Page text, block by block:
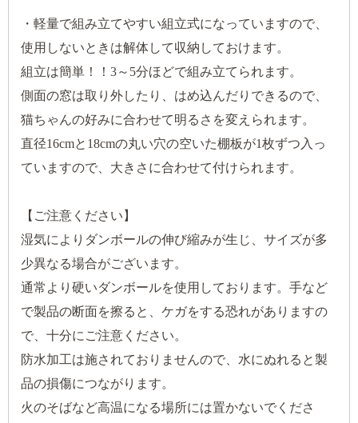
・軽量で組み立てやすい組立式になっていますので、
使用しないときは解体して収納しておけます。
組立は簡単！！3～5分ほどで組み立てられます。
側面の窓は取り外したり、はめ込んだりできるので、
猫ちゃんの好みに合わせて明るさを変えられます。
直径16cmと18cmの丸い穴の空いた棚板が1枚ずつ入っ
ていますので、大きさに合わせて付けられます。
【ご注意ください】
湿気によりダンボールの伸び縮みが生じ、サイズが多
少異なる場合がございます。
通常より硬いダンボールを使用しております。手など
で製品の断面を擦ると、ケガをする恐れがありますの
で、十分にご注意ください。
防水加工は施されておりませんので、水にぬれると製
品の損傷につながります。
火のそばなど高温になる場所には置かないでくださ